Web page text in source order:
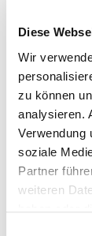
Diese
Wir
zu können
analysieren.
Verwendung
soziale
Partner
weiteren